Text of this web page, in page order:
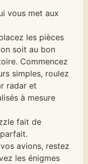
vous met aux
les pièces
soit au bon
Commencez
simples, roulez
radar et
à mesure
fait de
avions, restez
les énigmes